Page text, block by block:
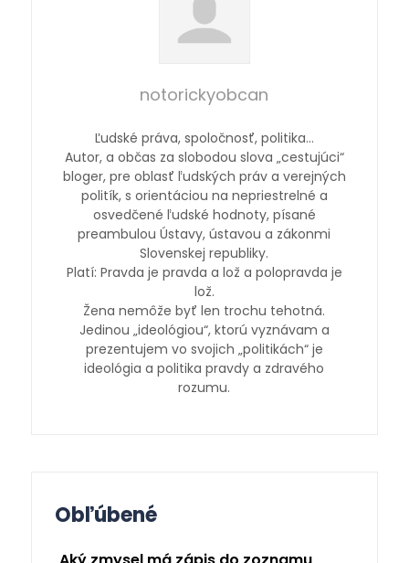
notorickyobcan
Ľudské práva, spoločnosť, politika…
Autor, a občas za slobodou slova „cestujúci“
bloger, pre oblasť ľudských práv a verejných
politík, s orientáciou na nepriestrelné a
osvedčené ľudské hodnoty, písané
preambulou Ústavy, ústavou a zákonmi
Slovenskej republiky.
Platí: Pravda je pravda a lož a polopravda je
lož.
Žena nemôže byť len trochu tehotná.
Jedinou „ideológiou“, ktorú vyznávam a
prezentujem vo svojich „politikách“ je
ideológia a politika pravdy a zdravého
rozumu.
Obľúbené